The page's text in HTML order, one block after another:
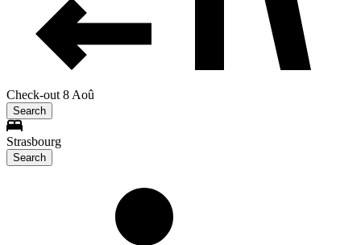
Check-out 8 Aoû
Search
Strasbourg
Search